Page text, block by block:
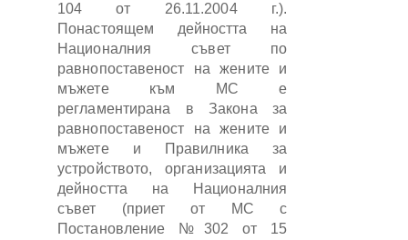
104 от 26.11.2004 г.).
Понастоящем дейността на
Националния съвет по
равнопоставеност на жените и
мъжете към МС е
регламентирана в Закона за
равнопоставеност на жените и
мъжете и Правилника за
устройството, организацията и
дейността на Националния
съвет (приет от МС с
Постановление №302 от 15